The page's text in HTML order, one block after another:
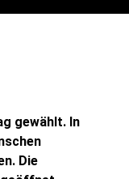
gewählt. In
Die